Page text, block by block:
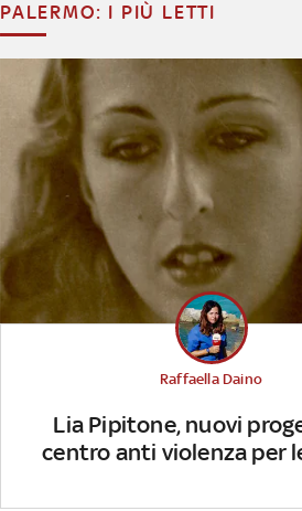
PALERMO: I PIÙ LETTI
Lia Pipitone, nuovi
centro anti violenza per
Raffaella Daino